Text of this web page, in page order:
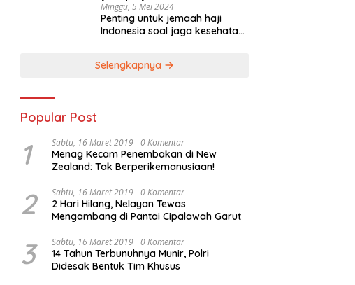
Minggu, 5 Mei 2024
Penting untuk jemaah haji
Indonesia soal jaga kesehatan,
Selengkapnya
Popular Post
1 Sabtu, 16 Maret 2019 0 Komentar
Menag Kecam Penembakan di New
Zealand: Tak Berperikemanusiaan!
2 Sabtu, 16 Maret 2019 0 Komentar
2 Hari Hilang, Nelayan Tewas
Mengambang di Pantai Cipalawah Garut
3 Sabtu, 16 Maret 2019 0 Komentar
14 Tahun Terbunuhnya Munir, Polri
Didesak Bentuk Tim Khusus